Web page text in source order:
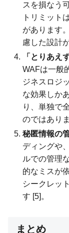
スを損なう
トリミット
があります
慮した設計
「とりあえ
WAFは一般
ジネスロジ
な効果しか
り、単独で
のではあり
秘匿情報の
ディングや
ルでの管理
的なミスが
シークレッ
す [5]。
まとめ